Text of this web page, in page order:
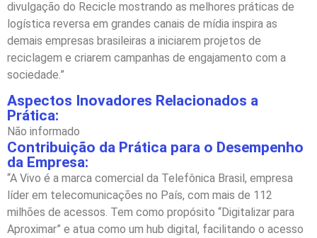
divulgação do Recicle mostrando as melhores práticas de
logística reversa em grandes canais de mídia inspira as
demais empresas brasileiras a iniciarem projetos de
reciclagem e criarem campanhas de engajamento com a
sociedade.”
Aspectos Inovadores Relacionados a
Prática:
Não informado
Contribuição da Prática para o Desempenho
da Empresa:
“A Vivo é a marca comercial da Telefônica Brasil, empresa
líder em telecomunicações no País, com mais de 112
milhões de acessos. Tem como propósito “Digitalizar para
Aproximar” e atua como um hub digital, facilitando o acesso